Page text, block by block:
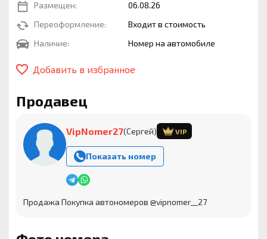
Размещен:
06.08.26
Переоформление:
Входит в стоимость
Наличие:
Номер на автомобиле
Добавить в избранное
Продавец
VipNomer27(Сергей) VIP
Показать номер
Продажа Покупка автономеров @vipnomer__27